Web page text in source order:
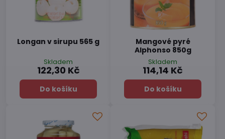
Longan v sirupu 565 g
Skladem
122,30 Kč
Do košíku
Mangové pyré
Alphonso 850g
Skladem
114,14 Kč
Do košíku